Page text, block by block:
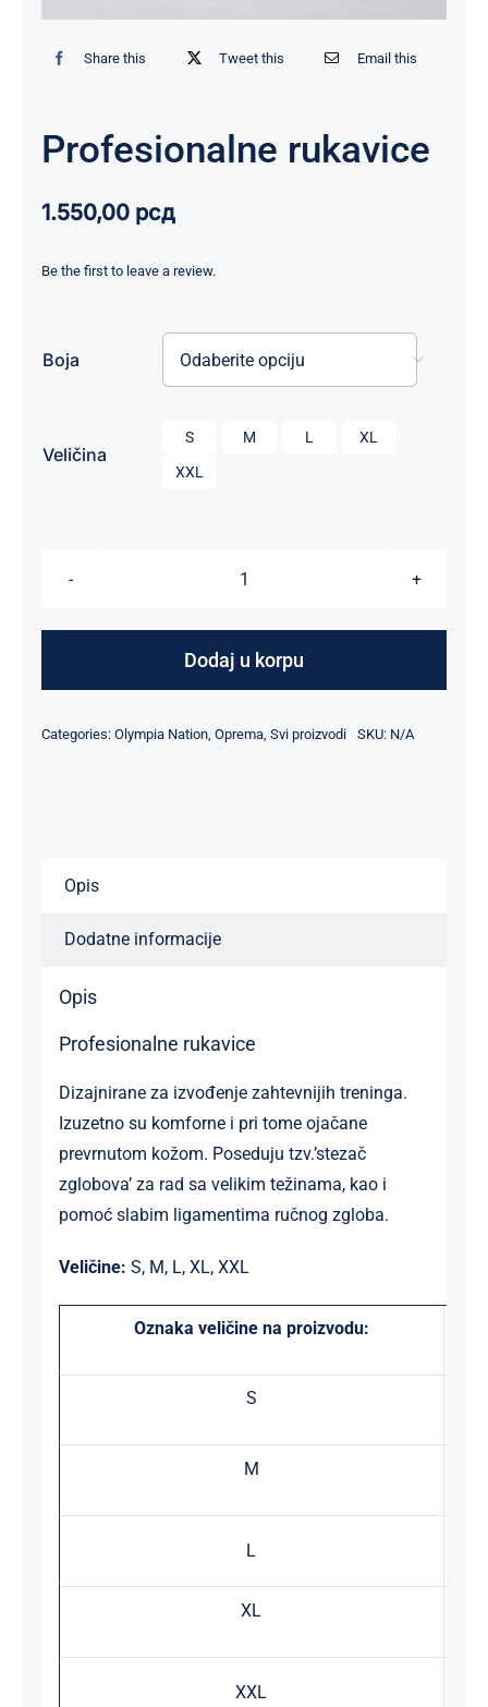
Share this Tweet this Email this
Profesionalne rukavice
1.550,00 рсд
Be the first to leave a review.
Boja 
Veličina
S M L
XL
XXL
količina
Dodaj u korpu
Categories: Olympia Nation, Oprema, Svi proizvodi SKU: N/A
Opis
Dodatne informacije
Opis
Profesionalne rukavice
Dizajnirane za izvođenje zahtevnijih treninga.
Izuzetno su komforne i pri tome ojačane
prevrnutom kožom. Poseduju tzv.’stezač
zglobova’ za rad sa velikim težinama, kao i
pomoć slabim ligamentima ručnog zgloba.
Veličine: S, M, L, XL, XXL
Oznaka veličine na proizvodu:
S
M
L
XL
XXL